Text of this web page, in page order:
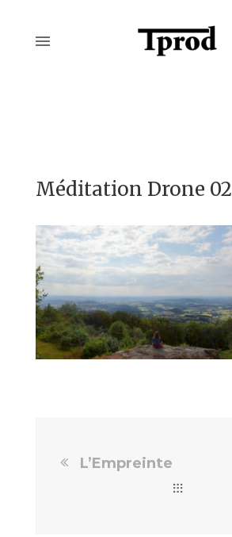
Méditation Drone 02
L’Empreinte